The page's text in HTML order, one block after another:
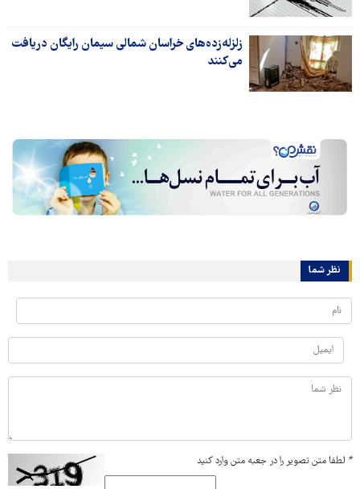
زلزله‌زده‌های خراسان شمالی سیمان رایگان دریافت
می‌کنند
نظر شما
* لطفا متن تصویر را در جعبه متن وارد کنید